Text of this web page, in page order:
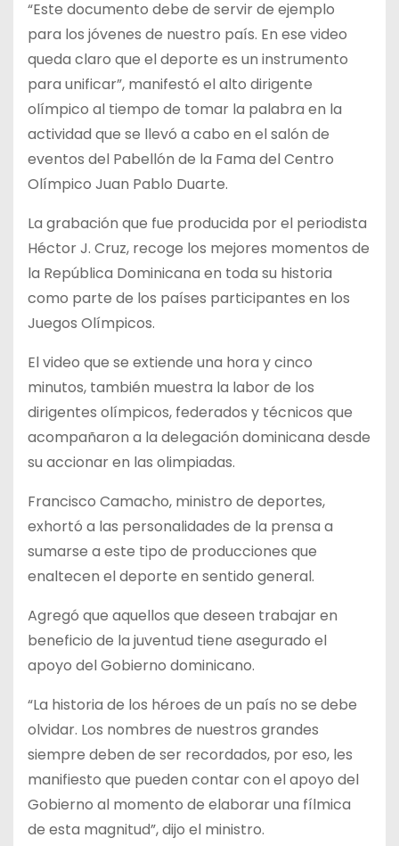
“Este documento debe de servir de ejemplo
para los jóvenes de nuestro país. En ese video
queda claro que el deporte es un instrumento
para unificar”, manifestó el alto dirigente
olímpico al tiempo de tomar la palabra en la
actividad que se llevó a cabo en el salón de
eventos del Pabellón de la Fama del Centro
Olímpico Juan Pablo Duarte.
La grabación que fue producida por el periodista
Héctor J. Cruz, recoge los mejores momentos de
la República Dominicana en toda su historia
como parte de los países participantes en los
Juegos Olímpicos.
El video que se extiende una hora y cinco
minutos, también muestra la labor de los
dirigentes olímpicos, federados y técnicos que
acompañaron a la delegación dominicana desde
su accionar en las olimpiadas.
Francisco Camacho, ministro de deportes,
exhortó a las personalidades de la prensa a
sumarse a este tipo de producciones que
enaltecen el deporte en sentido general.
Agregó que aquellos que deseen trabajar en
beneficio de la juventud tiene asegurado el
apoyo del Gobierno dominicano.
“La historia de los héroes de un país no se debe
olvidar. Los nombres de nuestros grandes
siempre deben de ser recordados, por eso, les
manifiesto que pueden contar con el apoyo del
Gobierno al momento de elaborar una fílmica
de esta magnitud”, dijo el ministro.